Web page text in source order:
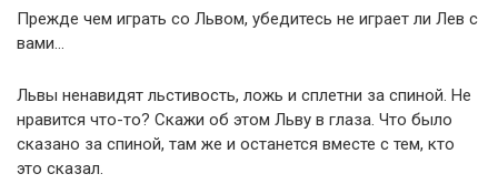
Прежде чем играть со Львом, убедитесь не играет ли Лев с
вами…
Львы ненавидят льстивость, ложь и сплетни за спиной. Не
нравится что-то? Скажи об этом Льву в глаза. Что было
сказано за спиной, там же и останется вместе с тем, кто
это сказал.